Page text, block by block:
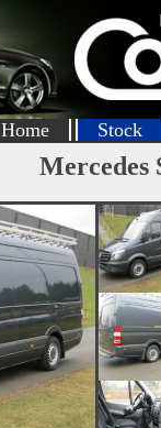
Home Stock
Mercedes